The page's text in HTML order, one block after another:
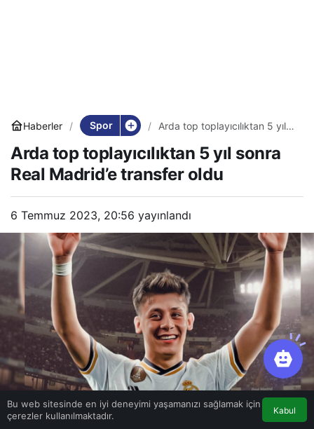
Haberler Spor
Arda top toplayıcılıktan 5 yıl
oldu
Arda top toplayıcılıktan 5 yıl sonra
Real Madrid’e transfer oldu
6 Temmuz 2023, 20:56 yayınlandı
Bu web sitesinde en iyi deneyimi yaşamanızı sağlamak için
çerezler kullanılmaktadır.
Kabul